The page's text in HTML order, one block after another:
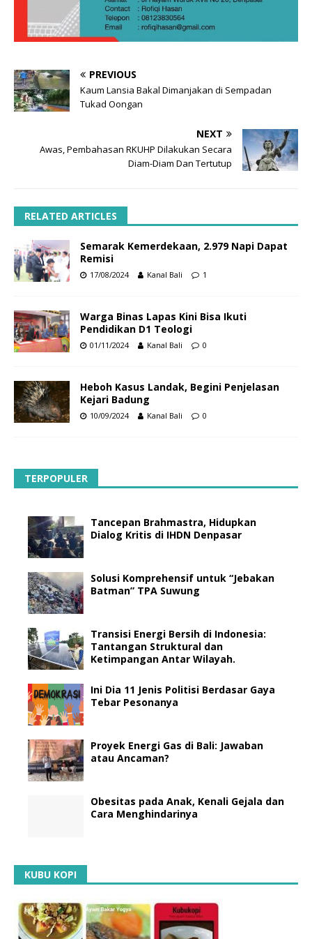
PREVIOUS
Kaum Lansia Bakal Dimanjakan di Sempadan
Tukad Oongan
NEXT
Awas, Pembahasan RKUHP Dilakukan Secara
Diam-Diam Dan Tertutup
RELATED ARTICLES
Semarak Kemerdekaan, 2.979 Napi Dapat
Remisi
17/08/2024 Kanal Bali 1
Warga Binas Lapas Kini Bisa Ikuti
Pendidikan D1 Teologi
01/11/2024 Kanal Bali 0
Heboh Kasus Landak, Begini Penjelasan
Kejari Badung
10/09/2024 Kanal Bali 0
TERPOPULER
Tancepan Brahmastra, Hidupkan
Dialog Kritis di IHDN Denpasar
Solusi Komprehensif untuk “Jebakan
Batman” TPA Suwung
Transisi Energi Bersih di Indonesia:
Tantangan Struktural dan
Ketimpangan Antar Wilayah.
Ini Dia 11 Jenis Politisi Berdasar Gaya
Tebar Pesonanya
Proyek Energi Gas di Bali: Jawaban
atau Ancaman?
Obesitas pada Anak, Kenali Gejala dan
Cara Menghindarinya
KUBU KOPI